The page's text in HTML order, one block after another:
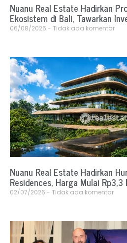
Nuanu Real Estate Hadirkan
Ekosistem di Bali, Tawarkan
06/08/2026 Tidak ada komentar
Nuanu Real Estate Hadirkan
Residences, Harga Mulai Rp3,3
02/07/2026 Tidak ada komentar